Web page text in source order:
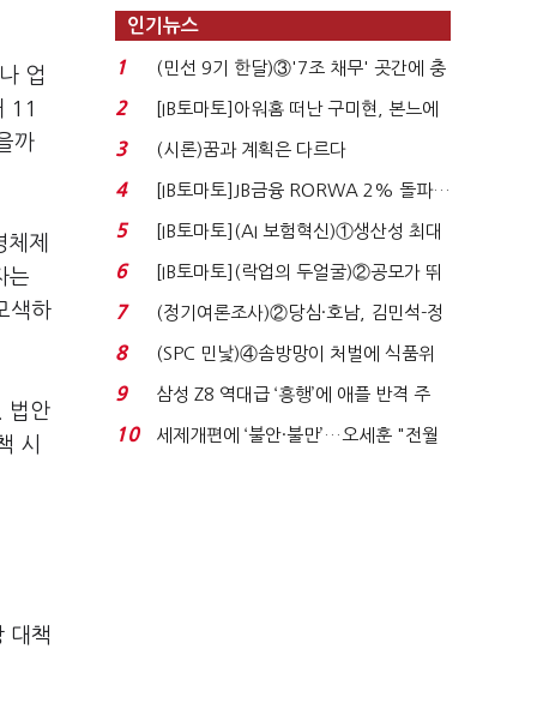
업
11
까
제
는
색하
법안
시
대책
인기뉴스
1
(민선 9기 한달)③'7조 채무' 곳간에 충
격…추미애, 20년...
2
[IB토마토]아워홈 떠난 구미현, 본느에
340억 베팅…가...
3 (시론)꿈과 계획은 다르다
4
[IB토마토]JB금융 RORWA 2% 돌파…
실적 견인은 은행 ...
5
[IB토마토](AI 보험혁신)①생산성 최대
80% 개선…현실...
6
[IB토마토](락업의 두얼굴)②공모가 뛰
자 첫날 매도…FI ...
7
(정기여론조사)②당심·호남, 김민석-정
청래 '초접전'...
8
(SPC 민낯)④솜방망이 처벌에 식품위
생법 위반 반복...
9
삼성 Z8 역대급 ‘흥행’에 애플 반격 주
목…9월 ‘폴...
10
세제개편에 ‘불안·불만’…오세훈 "전월